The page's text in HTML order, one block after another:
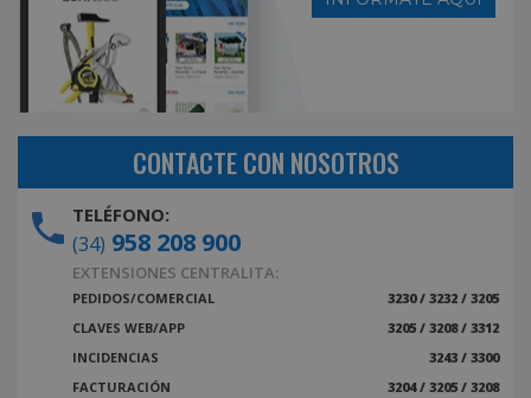
CONTACTE CON NOSOTROS
TELÉFONO:
(34) 958 208 900
EXTENSIONES CENTRALITA:
PEDIDOS/COMERCIAL
3230 / 3232 / 3205
CLAVES WEB/APP
3205 / 3208 / 3312
INCIDENCIAS
3243 / 3300
FACTURACIÓN
3204 / 3205 / 3208